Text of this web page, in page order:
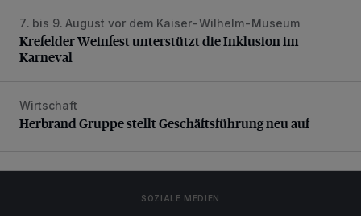
Krefelder Weinfest unterstützt die Inklusion im Karneval
7. bis 9. August vor dem Kaiser-Wilhelm-Museum
Krefelder Weinfest unterstützt die Inklusion im
Karneval
Herbrand Gruppe stellt Geschäftsführung neu auf
Wirtschaft
Herbrand Gruppe stellt Geschäftsführung neu auf
SOZIALE MEDIEN